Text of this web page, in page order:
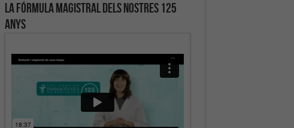
La fórmula magistral dels nostres 125
anys